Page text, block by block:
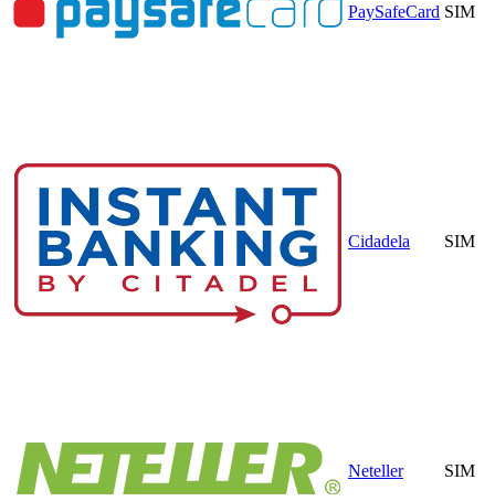
PaySafeCard SIM
Cidadela SIM
Neteller SIM